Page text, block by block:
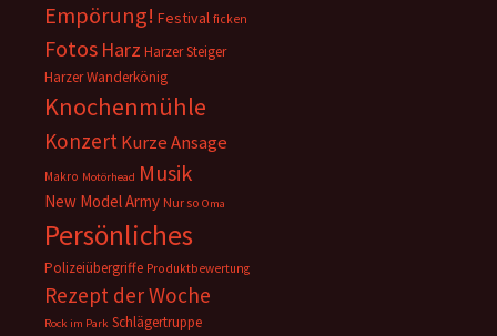
Empörung! Festival ficken
Fotos Harz Harzer Steiger
Harzer Wanderkönig
Knochenmühle
KonzertKurze Ansage
Makro Motörhead Musik
New Model Army Nur so Oma
Persönliches
Polizeiübergriffe Produktbewertung
Rezept der Woche
Rock im Park Schlägertruppe